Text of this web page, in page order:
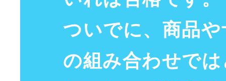
ついでに、 商品や
の組み合わせで